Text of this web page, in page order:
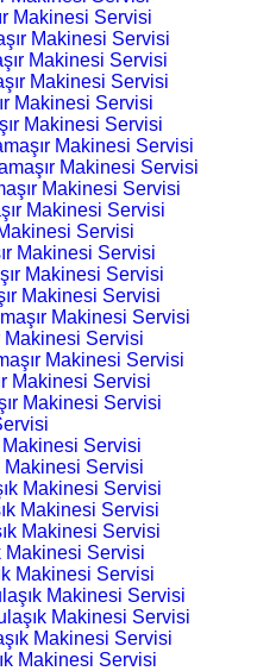
Makinesi Servisi
Makinesi Servisi
Makinesi Servisi
Makinesi Servisi
Makinesi Servisi
Makinesi Servisi
Makinesi Servisi
Makinesi Servisi
Makinesi Servisi
Makinesi Servisi
Servisi
Makinesi Servisi
Makinesi Servisi
Makinesi Servisi
Makinesi Servisi
Makinesi Servisi
Makinesi Servisi
Makinesi Servisi
Makinesi Servisi
Servisi
Makinesi Servisi
Makinesi Servisi
Makinesi Servisi
Makinesi Servisi
Makinesi Servisi
Makinesi Servisi
Makinesi Servisi
Makinesi Servisi
Makinesi Servisi
Makinesi Servisi